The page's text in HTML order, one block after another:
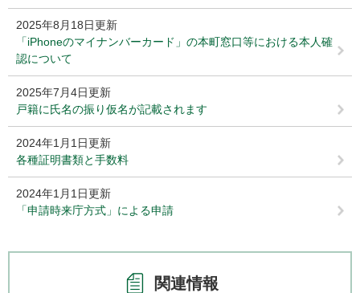
2025年8月18日更新
「iPhoneのマイナンバーカード」の本町窓口等における本人確
認について
2025年7月4日更新
戸籍に氏名の振り仮名が記載されます
2024年1月1日更新
各種証明書類と手数料
2024年1月1日更新
「申請時来庁方式」による申請
関連情報